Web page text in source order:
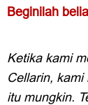
Beginilah
Ketika kami
Cellarin,
itu mungkin.